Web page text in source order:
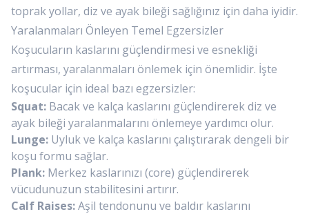
toprak yollar, diz ve ayak bileği sağlığınız için daha iyidir.
Yaralanmaları Önleyen Temel Egzersizler
Koşucuların kaslarını güçlendirmesi ve esnekliği
artırması, yaralanmaları önlemek için önemlidir. İşte
koşucular için ideal bazı egzersizler:
Squat: Bacak ve kalça kaslarını güçlendirerek diz ve
ayak bileği yaralanmalarını önlemeye yardımcı olur.
Lunge: Uyluk ve kalça kaslarını çalıştırarak dengeli bir
koşu formu sağlar.
Plank: Merkez kaslarınızı (core) güçlendirerek
vücudunuzun stabilitesini artırır.
Calf Raises:Aşil tendonunu ve baldır kaslarını